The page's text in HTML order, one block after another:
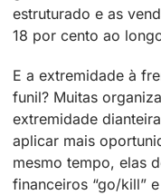
estruturado e as
18 por cento ao
E a extremidade à
funil? Muitas
extremidade
aplicar mais
mesmo tempo, elas
financeiros “go/kill”